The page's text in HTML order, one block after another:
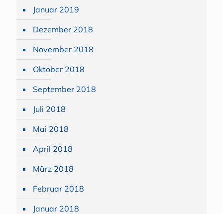
Januar 2019
Dezember 2018
November 2018
Oktober 2018
September 2018
Juli 2018
Mai 2018
April 2018
März 2018
Februar 2018
Januar 2018